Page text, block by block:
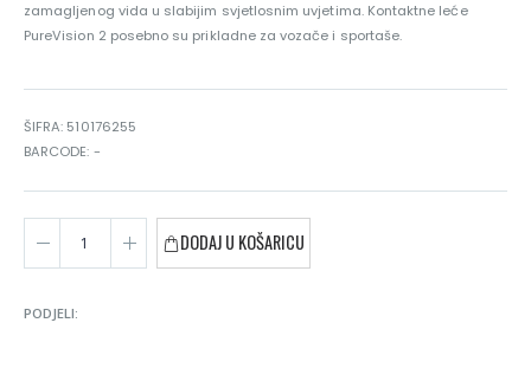
zamagljenog vida u slabijim svjetlosnim uvjetima. Kontaktne leće
PureVision 2 posebno su prikladne za vozače i sportaše.
ŠIFRA: 510176255
BARCODE: -
DODAJ U KOŠARICU
PODJELI: